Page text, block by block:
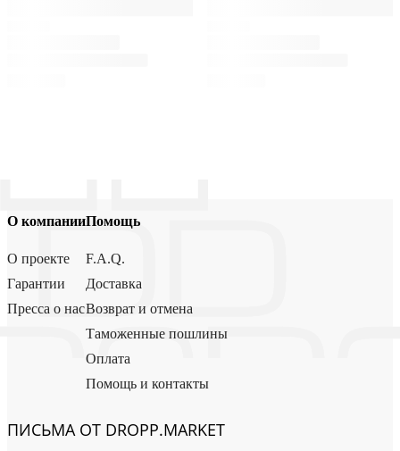
О компании
О проекте
Гарантии
Пресса о нас
Помощь
F.A.Q.
Доставка
Возврат и отмена
Таможенные пошлины
Оплата
Помощь и контакты
ПИСЬМА ОТ DROPP.MARKET